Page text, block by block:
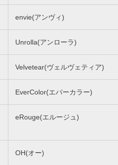
envie(アンヴィ)
Unrolla(アンローラ)
Velvetear(ヴェルヴェティア)
EverColor(エバーカラー)
eRouge(エルージュ)
OH(オー)